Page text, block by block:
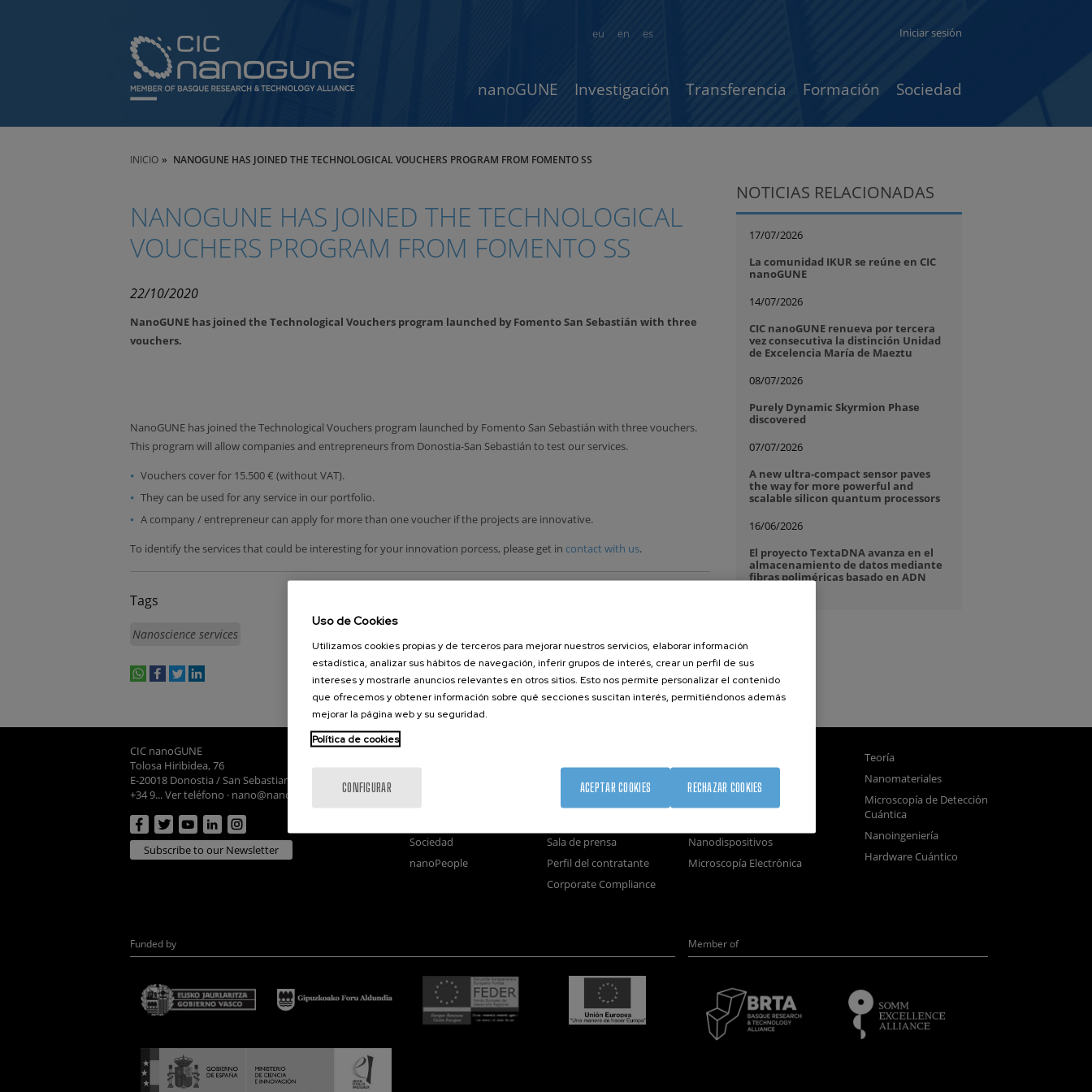
en es
eu Iniciar sesión
nanoGUNE Investigación Transferencia Formación Sociedad
INICIO NANOGUNE HAS JOINED THE TECHNOLOGICAL VOUCHERS PROGRAM FROM FOMENTO SS
NANOGUNE HAS JOINED THE TECHNOLOGICAL
VOUCHERS PROGRAM FROM FOMENTO SS
22/10/2020
NanoGUNE has joined the Technological Vouchers program launched by Fomento San Sebastián with three
vouchers.
NanoGUNE has joined the Technological Vouchers program launched by Fomento San Sebastián with three vouchers.
This program will allow companies and entrepreneurs from Donostia-San Sebastián to test our services.
Vouchers cover for 15.500 € (without VAT).
They can be used for any service in our portfolio.
A company / entrepreneur can apply for more than one voucher if the projects are innovative.
To identify the services that could be interesting for your innovation porcess, please get in contact with us.
Tags
Nanoscience services
NOTICIAS RELACIONADAS
17/07/2026
La comunidad IKUR se reúne en CIC
nanoGUNE
14/07/2026
CIC nanoGUNE renueva por tercera
vez consecutiva la distinción Unidad
de Excelencia María de Maeztu
08/07/2026
Purely Dynamic Skyrmion Phase
discovered
07/07/2026
A new ultra-compact sensor paves
the way for more powerful and
scalable silicon quantum processors
16/06/2026
El proyecto TextaDNA avanza en el
almacenamiento de datos mediante
fibras poliméricas basado en ADN
CIC nanoGUNE
Tolosa Hiribidea, 76
E-20018 Donostia / San Sebastian
+34 9... Ver teléfono · nano@nanogune.eu
Subscribe to our Newsletter
Sociedad
nanoPeople
Sala de prensa
Perfil del contratante
Corporate Compliance
Nanodispositivos
Microscopía Electrónica
Teoría
Nanomateriales
Microscopía de Detección
Cuántica
Nanoingeniería
Hardware Cuántico
Funded by Member of
Uso de Cookies
Utilizamos cookies propias y de terceros para mejorar nuestros servicios, elaborar información
estadística, analizar sus hábitos de navegación, inferir grupos de interés, crear un perfil de sus
intereses y mostrarle anuncios relevantes en otros sitios. Esto nos permite personalizar el contenido
que ofrecemos y obtener información sobre qué secciones suscitan interés, permitiéndonos además
mejorar la página web y su seguridad.
Política de cookies
CONFIGURAR RECHAZAR COOKIES
ACEPTAR COOKIES